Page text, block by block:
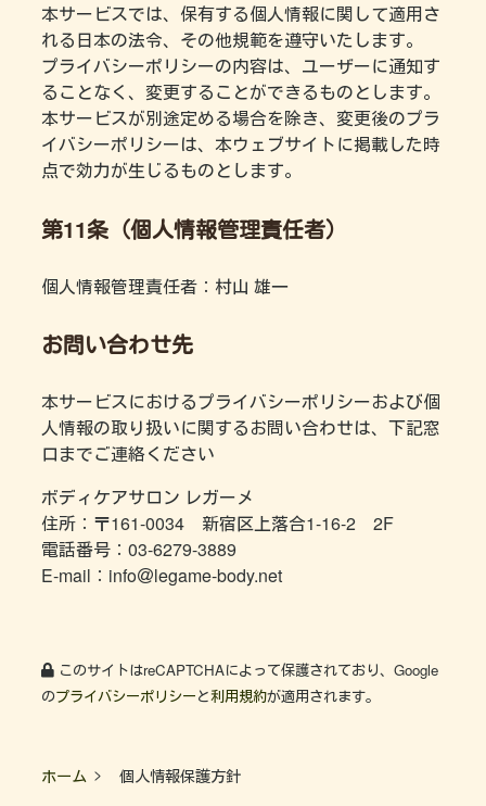
本サービスでは、保有する個人情報に関して適用さ
れる日本の法令、その他規範を遵守いたします。
プライバシーポリシーの内容は、ユーザーに通知す
ることなく、変更することができるものとします。
本サービスが別途定める場合を除き、変更後のプラ
イバシーポリシーは、本ウェブサイトに掲載した時
点で効力が生じるものとします。
第11条（個人情報管理責任者）
個人情報管理責任者：村山 雄一
お問い合わせ先
本サービスにおけるプライバシーポリシーおよび個
人情報の取り扱いに関するお問い合わせは、下記窓
口までご連絡ください
ボディケアサロン レガーメ
住所：〒161-0034 新宿区上落合1-16-2 2F
電話番号：03-6279-3889
E-mail：info＠legame-body.net
このサイトはreCAPTCHAによって保護されており、Google
のプライバシーポリシーと利用規約が適用されます。
ホーム 個人情報保護方針